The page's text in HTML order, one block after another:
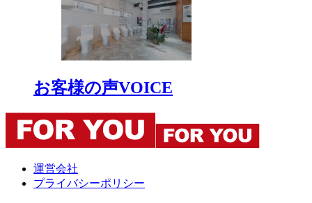
お客様の声VOICE
運営会社
プライバシーポリシー